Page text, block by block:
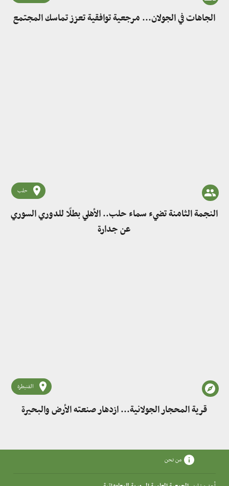
الجاهات في الجولان... مرجعية توافقية تعزز تماسك المجتمع
حلب
النجمة الثامنة تضيء سماء حلب.. الأهلي بطلًا للدوري السوري
عن جدارة
القنيطرة
قرية المحجار الجولانية... ازدهار صنعته الأرض والبحيرة
من نحن